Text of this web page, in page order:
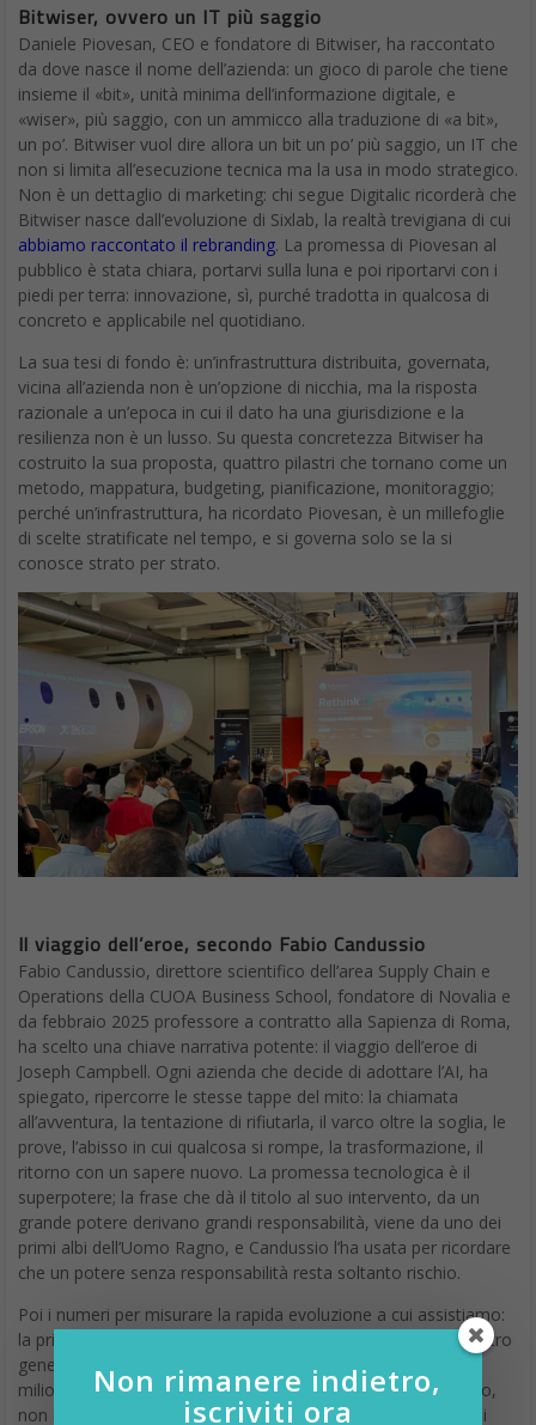
Bitwiser, ovvero un IT più saggio
Daniele Piovesan, CEO e fondatore di Bitwiser, ha raccontato
da dove nasce il nome dell’azienda: un gioco di parole che tiene
insieme il «bit», unità minima dell’informazione digitale, e
«wiser», più saggio, con un ammicco alla traduzione di «a bit»,
un po’. Bitwiser vuol dire allora un bit un po’ più saggio, un IT che
non si limita all’esecuzione tecnica ma la usa in modo strategico.
Non è un dettaglio di marketing: chi segue Digitalic ricorderà che
Bitwiser nasce dall’evoluzione di Sixlab, la realtà trevigiana di cui
abbiamo raccontato il rebranding. La promessa di Piovesan al
pubblico è stata chiara, portarvi sulla luna e poi riportarvi con i
piedi per terra: innovazione, sì, purché tradotta in qualcosa di
concreto e applicabile nel quotidiano.
La sua tesi di fondo è: un’infrastruttura distribuita, governata,
vicina all’azienda non è un’opzione di nicchia, ma la risposta
razionale a un’epoca in cui il dato ha una giurisdizione e la
resilienza non è un lusso. Su questa concretezza Bitwiser ha
costruito la sua proposta, quattro pilastri che tornano come un
metodo, mappatura, budgeting, pianificazione, monitoraggio;
perché un’infrastruttura, ha ricordato Piovesan, è un millefoglie
di scelte stratificate nel tempo, e si governa solo se la si
conosce strato per strato.
Il viaggio dell’eroe, secondo Fabio Candussio
Fabio Candussio, direttore scientifico dell’area Supply Chain e
Operations della CUOA Business School, fondatore di Novalia e
da febbraio 2025 professore a contratto alla Sapienza di Roma,
ha scelto una chiave narrativa potente: il viaggio dell’eroe di
Joseph Campbell. Ogni azienda che decide di adottare l’AI, ha
spiegato, ripercorre le stesse tappe del mito: la chiamata
all’avventura, la tentazione di rifiutarla, il varco oltre la soglia, le
prove, l’abisso in cui qualcosa si rompe, la trasformazione, il
ritorno con un sapere nuovo. La promessa tecnologica è il
superpotere; la frase che dà il titolo al suo intervento, da un
grande potere derivano grandi responsabilità, viene da uno dei
primi albi dell’Uomo Ragno, e Candussio l’ha usata per ricordare
che un potere senza responsabilità resta soltanto rischio.
Poi i numeri per misurare la rapida evoluzione a cui assistiamo:
la prima rivoluzione industriale ebbe quasi settant’anni e quattro
generazioni per essere assorbita; ChatGPT ha raggiunto il
milione di utenti in cinque giorni. La sfida, ha detto Candussio,
non è anticipare ogni singola trasformazione, impresa ormai
Non rimanere indietro,
iscriviti ora